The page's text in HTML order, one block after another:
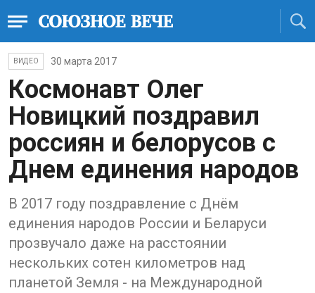
ВИДЕО 30 марта 2017
Космонавт Олег
Новицкий поздравил
россиян и белорусов с
Днем единения народов
В 2017 году поздравление с Днём
единения народов России и Беларуси
прозвучало даже на расстоянии
нескольких сотен километров над
планетой Земля - на Международной